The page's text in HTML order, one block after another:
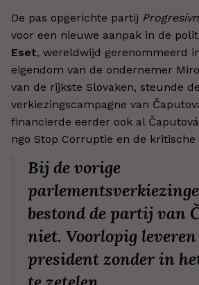
De pas opgerichte partij
voor een nieuwe aanpak in de
Eset, wereldwijd gerenommeerd
eigendom van de ondernemer
van de rijkste Slovaken, steunde
verkiezingscampagne van
financierde eerder ook al
ngo Stop Corruptie en de kritische
Bij de vorige
bestond de partij van
niet. Voorlopig leveren
president zonder in